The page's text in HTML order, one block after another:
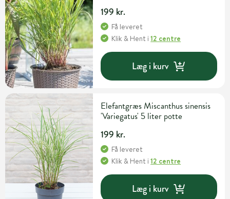
199 kr.
Få leveret
Klik & Hent i12 centre
Læg i kurv
Elefantgræs Miscanthus sinensis
'Variegatus' 5 liter potte
199 kr.
Få leveret
Klik & Hent i12 centre
Læg i kurv